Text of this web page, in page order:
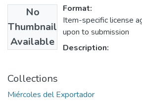
No
Thumbnail
Available
Format:
Item-specific license
upon to submission
Description:
Collections
Miércoles del Exportador